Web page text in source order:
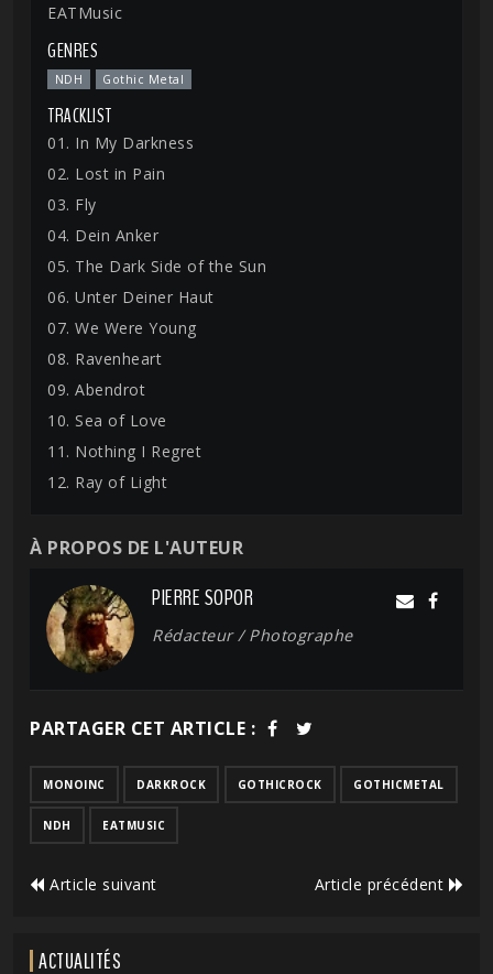
EATMusic
GENRES
NDH Gothic Metal
TRACKLIST
01. In My Darkness
02. Lost in Pain
03. Fly
04. Dein Anker
05. The Dark Side of the Sun
06. Unter Deiner Haut
07. We Were Young
08. Ravenheart
09. Abendrot
10. Sea of Love
11. Nothing I Regret
12. Ray of Light
À PROPOS DE L'AUTEUR
PIERRE SOPOR
Rédacteur / Photographe
PARTAGER CET ARTICLE :
MONOINC DARKROCK GOTHICROCK GOTHICMETAL
NDH EATMUSIC
Article suivant Article précédent
ACTUALITÉS